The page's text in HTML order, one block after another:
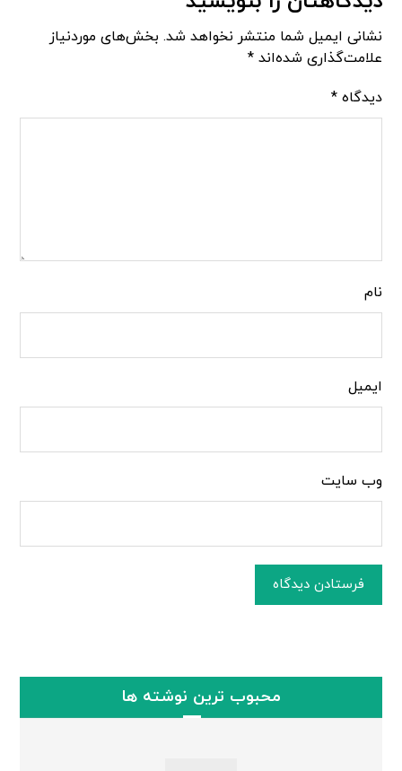
نشانی ایمیل شما منتشر نخواهد شد. بخش‌های موردنیاز
علامت‌گذاری شده‌اند*
دیدگاه*
نام
ایمیل
وب‌ سایت
فرستادن دیدگاه
محبوب ترین نوشته ها